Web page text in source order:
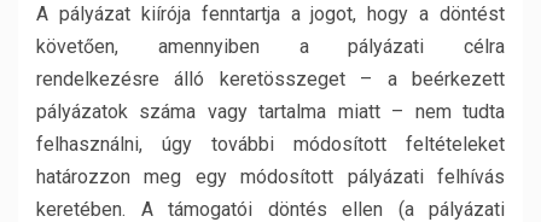
A pályázat kiírója fenntartja a jogot, hogy a döntést
követően, amennyiben a pályázati célra
rendelkezésre álló keretösszeget – a beérkezett
pályázatok száma vagy tartalma miatt – nem tudta
felhasználni, úgy további módosított feltételeket
határozzon meg egy módosított pályázati felhívás
keretében. A támogatói döntés ellen (a pályázati